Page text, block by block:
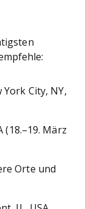
York City, NY,
(18.–19. März
Orte und